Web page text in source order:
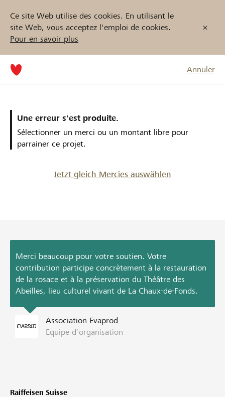
Ce site Web utilise des cookies. En utilisant le
site Web, vous acceptez l'emploi de cookies.
Pour en savoir plus
Annuler
Une erreur s'est produite.
Sélectionner un merci ou un montant libre pour
parrainer ce projet.
Jetzt gleich Mercies auswählen
Merci beaucoup pour votre soutien. Votre
contribution participe concrètement à la restauration
de la rosace et à la préservation du Théâtre des
Abeilles, lieu culturel vivant de La Chaux-de-Fonds.
Association Evaprod
Equipe d’organisation
Raiffeisen Suisse